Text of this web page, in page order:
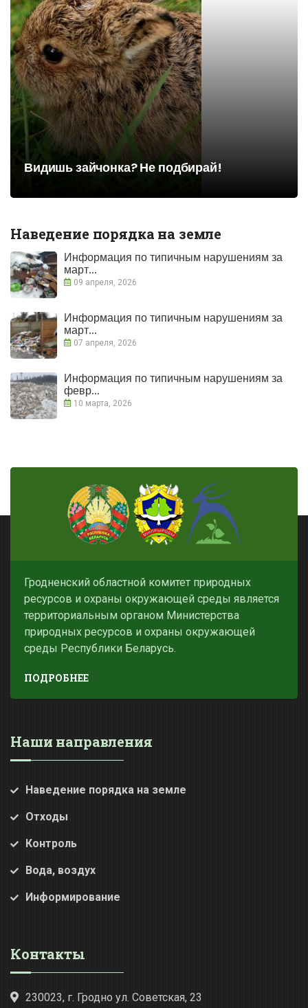
Видишь зайчонка? Не подбирай!
Наведение порядка на земле
Информация по типичным нарушениям за
март...
09 апреля, 2026
Информация по типичным нарушениям за
март...
07 апреля, 2026
Информация по типичным нарушениям за
февр...
10 марта, 2026
Гродненский областной комитет природных
ресурсов и охраны окружающей среды является
территориальным органом Министерства
природных ресурсов и охраны окружающей
среды Республики Беларусь.
ПОДРОБНЕЕ
Наши направления
Наведение порядка на земле
Отходы
Контроль
Вода, воздух
Информирование
Контакты
230023, г. Гродно ул. Советская, 23